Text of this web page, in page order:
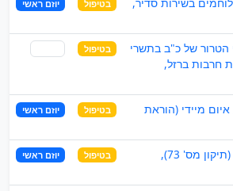
בטיפול יוזם ראשי
הטרור של כ"ב בתשרי
חרבות ברזל,
בטיפול
מיידי (הוראת
בטיפול יוזם ראשי
הצעת חוק הגנת הצרכן (תיקון מס' 73),
בטיפול יוזם ראשי